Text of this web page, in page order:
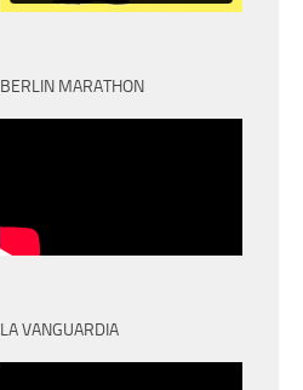
BERLIN MARATHON
LA VANGUARDIA